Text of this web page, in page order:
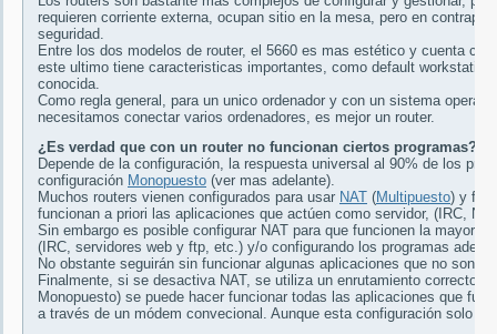
requieren corriente externa, ocupan sitio en la mesa, pero en
seguridad.
Entre los dos modelos de router, el 5660 es mas estético y cuenta
este ultimo tiene caracteristicas importantes, como default
conocida.
Como regla general, para un unico ordenador y con un sistema
necesitamos conectar varios ordenadores, es mejor un router.
¿Es verdad que con un router no funcionan ciertos programas?
Depende de la configuración, la respuesta universal al 90% de los
configuración Monopuesto (ver mas adelante).
Muchos routers vienen configurados para usar NAT (Multipuesto) y
funcionan a priori las aplicaciones que actúen como servidor, (IRC,
Sin embargo es posible configurar NAT para que funcionen la
(IRC, servidores web y ftp, etc.) y/o configurando los programas
No obstante seguirán sin funcionar algunas aplicaciones que no son
Finalmente, si se desactiva NAT, se utiliza un enrutamiento correcto
Monopuesto) se puede hacer funcionar todas las aplicaciones que
a través de un módem convecional. Aunque esta configuración solo